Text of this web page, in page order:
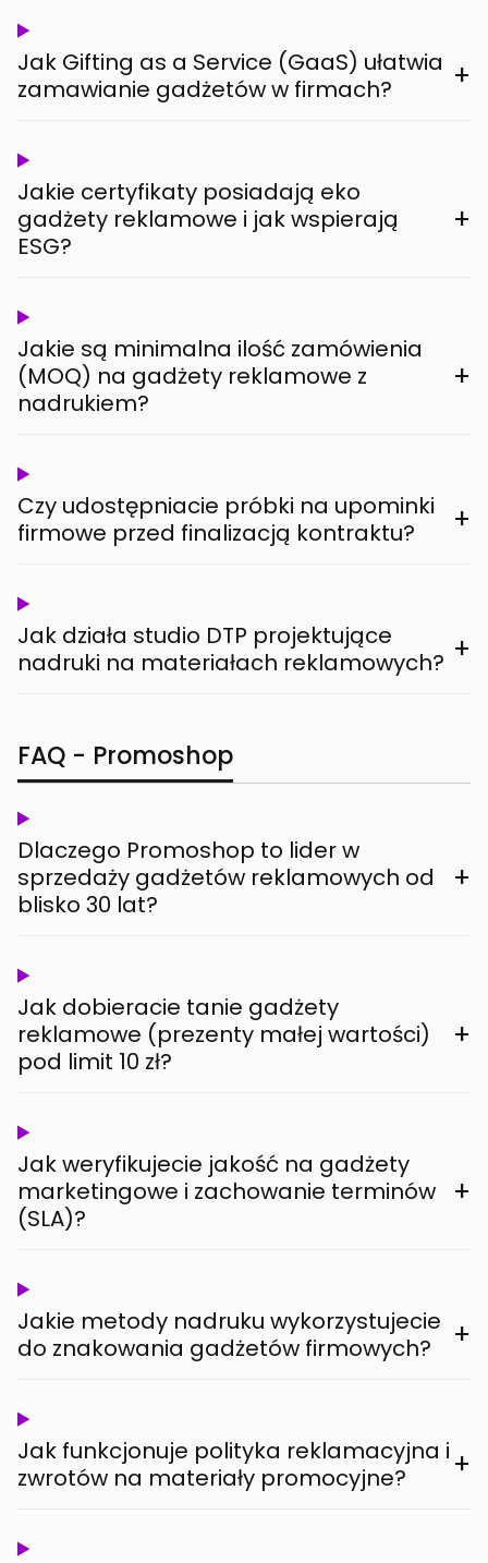
Jak Gifting as a Service (GaaS) ułatwia
zamawianie gadżetów w firmach?
+
Jakie certyfikaty posiadają eko
gadżety reklamowe i jak wspierają
ESG?
+
Jakie są minimalna ilość zamówienia
(MOQ) na gadżety reklamowe z
nadrukiem?
+
Czy udostępniacie próbki na upominki
firmowe przed finalizacją kontraktu?
+
Jak działa studio DTP projektujące
nadruki na materiałach reklamowych? +
FAQ - Promoshop
Dlaczego Promoshop to lider w
sprzedaży gadżetów reklamowych od
blisko 30 lat?
+
Jak dobieracie tanie gadżety
reklamowe (prezenty małej wartości)
pod limit 10 zł?
+
Jak weryfikujecie jakość na gadżety
marketingowe i zachowanie terminów
(SLA)?
+
Jakie metody nadruku wykorzystujecie
do znakowania gadżetów firmowych?
+
Jak funkcjonuje polityka reklamacyjna i
zwrotów na materiały promocyjne?
+